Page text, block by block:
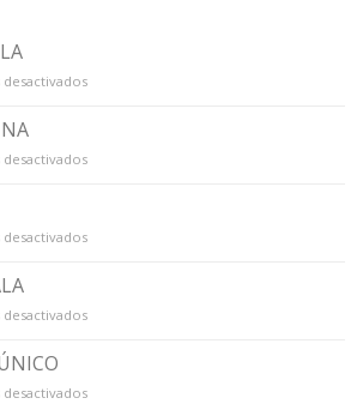
en
en
en
en
en